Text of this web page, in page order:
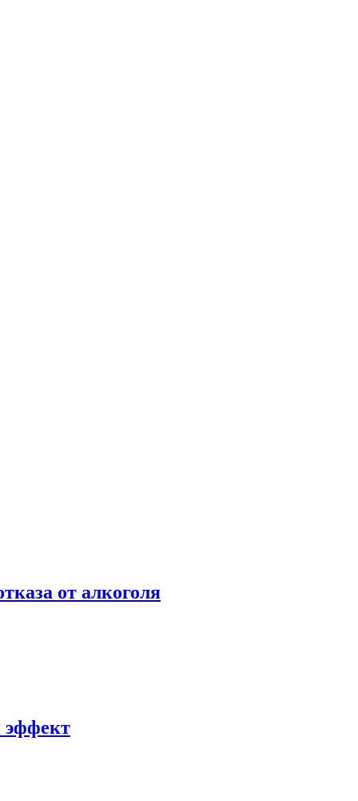
от алкоголя
эффект